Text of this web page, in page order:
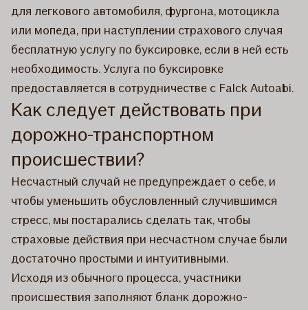
для легкового автомобиля, фургона, мотоцикла
или мопеда, при наступлении страхового случая
бесплатную услугу по буксировке, если в ней есть
необходимость. Услуга по буксировке
предоставляется в сотрудничестве с Falck Autoabi.
Как следует действовать при
дорожно-транспортном
происшествии?
Несчастный случай не предупреждает о себе, и
чтобы уменьшить обусловленный случившимся
стресс, мы постарались сделать так, чтобы
страховые действия при несчастном случае были
достаточно простыми и интуитивными.
Исходя из обычного процесса, участники
происшествия заполняют бланк дорожно-